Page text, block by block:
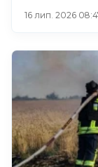
16 лип. 2026